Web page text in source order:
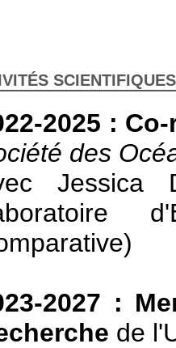
SCIENTIFIQUES
2025 :
des
Jessica
2027 :
de